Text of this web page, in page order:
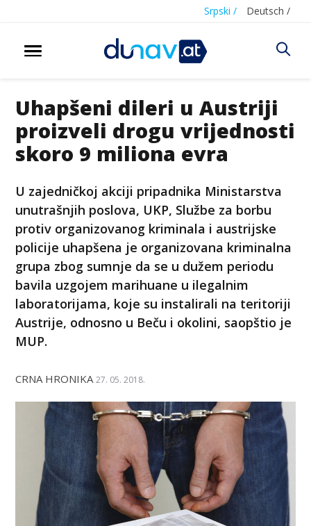
Srpski / Deutsch /
Uhapšeni dileri u Austriji
proizveli drogu vrijednosti
skoro 9 miliona evra
U zajedničkoj akciji pripadnika Ministarstva
unutrašnjih poslova, UKP, Službe za borbu
protiv organizovanog kriminala i austrijske
policije uhapšena je organizovana kriminalna
grupa zbog sumnje da se u dužem periodu
bavila uzgojem marihuane u ilegalnim
laboratorijama, koje su instalirali na teritoriji
Austrije, odnosno u Beču i okolini, saopštio je
MUP.
CRNA HRONIKA 27. 05. 2018.